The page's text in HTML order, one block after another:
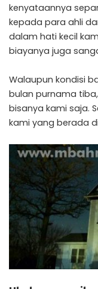
kenyataannya
kepada para ahli
dalam hati kecil
biayanya juga
Walaupun kondisi
bulan purnama
bisanya kami saja.
kami yang berada